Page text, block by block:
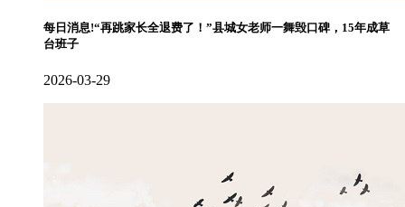
每日消息!“再跳家长全退费了！”县城女老师一舞毁口碑，15年成草
台班子
2026-03-29